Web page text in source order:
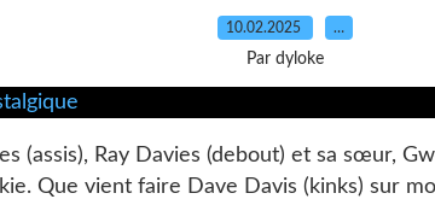
10.02.2025 …
Par dyloke
(assis), Ray Davies (debout) et sa sœur,
Que vient faire Dave Davis (kinks) sur